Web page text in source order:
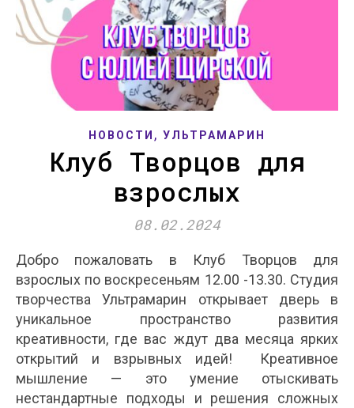
НОВОСТИ , УЛЬТРАМАРИН
Клуб Творцов для
взрослых
08.02.2024
Добро пожаловать в Клуб Творцов для
взрослых по воскресеньям 12.00 -13.30. Студия
творчества Ультрамарин открывает дверь в
уникальное пространство развития
креативности, где вас ждут два месяца ярких
открытий и взрывных идей! Креативное
мышление — это умение отыскивать
нестандартные подходы и решения сложных